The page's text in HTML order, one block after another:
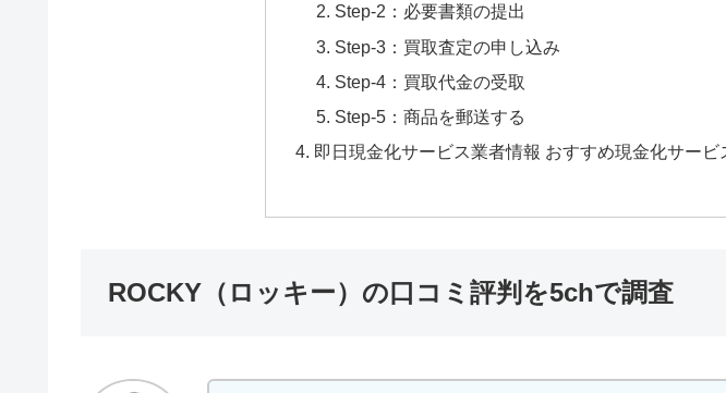
Step-2：必要書類の提出
Step-3：買取査定の申し込み
Step-4：買取代金の受取
Step-5：商品を郵送する
即日現金化サービス業者情報 おすすめ現金化サービ
ROCKY（ロッキー）の口コミ評判を5chで調査